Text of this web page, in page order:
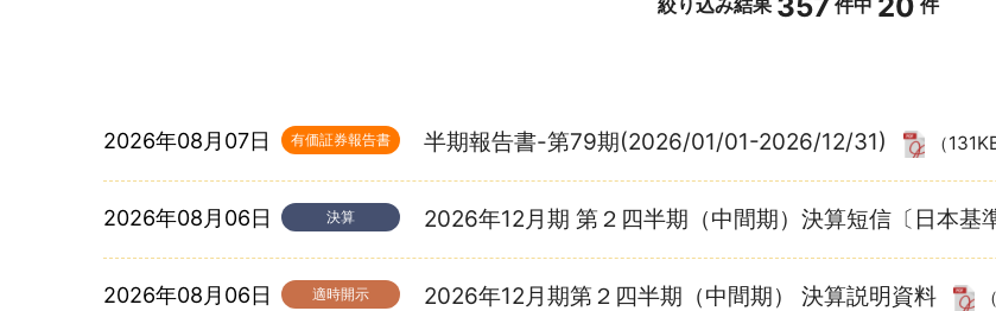
絞り込み結果 件中 件
2026年08月07日 有価証券報告書 半期報告書-第79期(2026/01/01-2026/12/31) （
2026年08月06日 決算 2026年12月期 第２四半期（中間期）決算短信〔日本基
2026年08月06日 適時開示 2026年12月期第２四半期（中間期） 決算説明資料